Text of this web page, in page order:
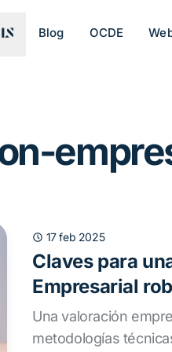
Blog OCDE
17 feb 2025
Claves para
Empresarial
Una valoración
metodologías